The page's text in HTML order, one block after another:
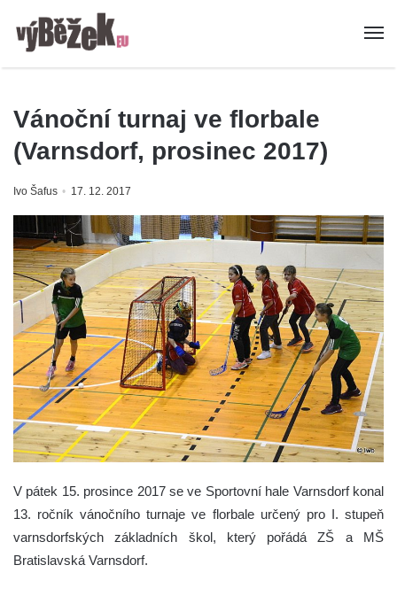
Vánoční turnaj ve florbale
(Varnsdorf, prosinec 2017)
Ivo Šafus 17. 12. 2017
V pátek 15. prosince 2017 se ve Sportovní hale Varnsdorf konal
13. ročník vánočního turnaje ve florbale určený pro I. stupeň
varnsdorfských základních škol, který pořádá ZŠ a MŠ
Bratislavská Varnsdorf.